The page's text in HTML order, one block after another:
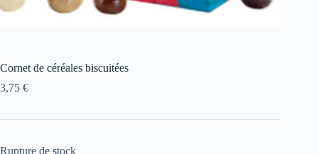
Cornet de céréales biscuitées
3,75 €
Rupture de stock